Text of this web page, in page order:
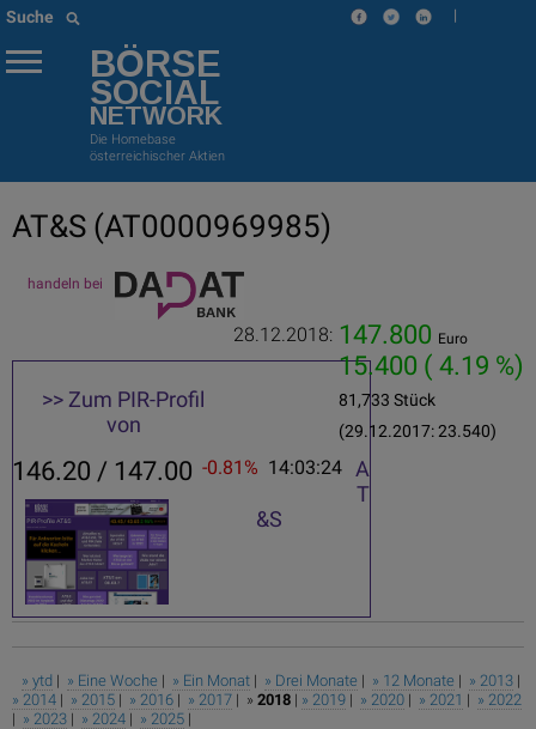
Suche |
BÖRSE
SOCIAL
NETWORK
Die Homebase
österreichischer Aktien
AT&S (AT0000969985)
handeln bei
28.12.2018: 147.800 Euro
15.400 ( 4.19 %)
81,733 Stück
(29.12.2017: 23.540)
146.20 / 147.00 -0.81% 14:03:24
>> Zum PIR-Profil
von
A
T
&S
» ytd | » Eine Woche | » Ein Monat | » Drei Monate | » 12 Monate | » 2013 |
» 2014 | » 2015 | » 2016 | » 2017 | » 2018 | » 2019 | » 2020 | » 2021 | » 2022
| » 2023 | » 2024 | » 2025 |